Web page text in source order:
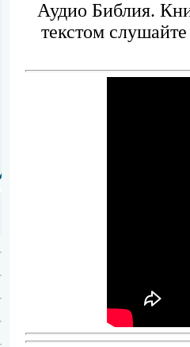
Аудио Библия.
текстом